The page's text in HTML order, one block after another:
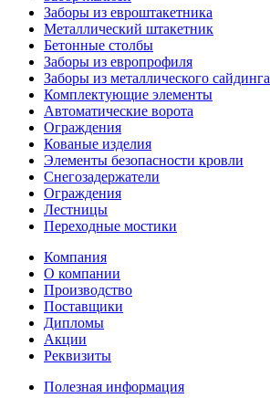
Заборы из евроштакетника
Металлический штакетник
Бетонные столбы
Заборы из европрофиля
Заборы из металлического сайдинга
Комплектующие элементы
Автоматические ворота
Ограждения
Кованые изделия
Элементы безопасности кровли
Снегозадержатели
Ограждения
Лестницы
Переходные мостики
Компания
О компании
Производство
Поставщики
Дипломы
Акции
Реквизиты
Полезная информация